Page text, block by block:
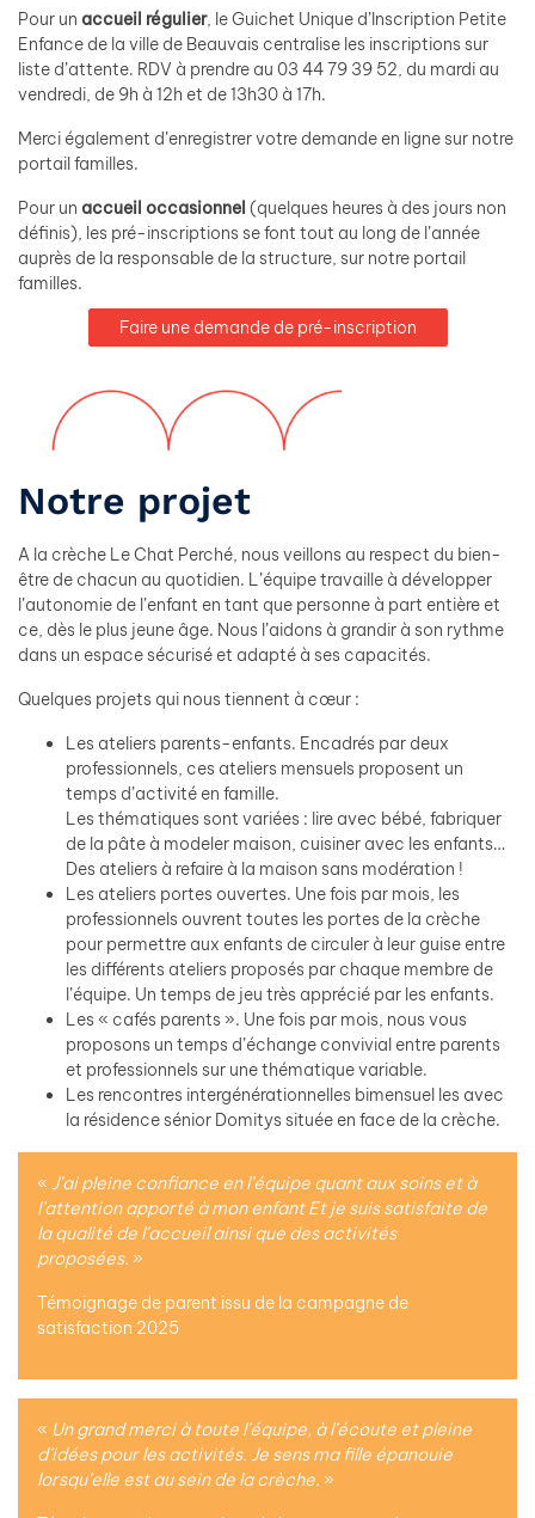
Pour un accueil régulier, le Guichet Unique d’Inscription Petite
Enfance de la ville de Beauvais centralise les inscriptions sur
liste d’attente. RDV à prendre au 03 44 79 39 52, du mardi au
vendredi, de 9h à 12h et de 13h30 à 17h.
Merci également d’enregistrer votre demande en ligne sur notre
portail familles.
Pour un accueil occasionnel (quelques heures à des jours non
définis), les pré-inscriptions se font tout au long de l’année
auprès de la responsable de la structure, sur notre portail
familles.
Faire une demande de pré-inscription
Notre projet
A la crèche Le Chat Perché, nous veillons au respect du bien-
être de chacun au quotidien. L’équipe travaille à développer
l’autonomie de l’enfant en tant que personne à part entière et
ce, dès le plus jeune âge. Nous l’aidons à grandir à son rythme
dans un espace sécurisé et adapté à ses capacités.
Quelques projets qui nous tiennent à cœur :
Les ateliers parents-enfants. Encadrés par deux
professionnels, ces ateliers mensuels proposent un
temps d’activité en famille.
Les thématiques sont variées : lire avec bébé, fabriquer
de la pâte à modeler maison, cuisiner avec les enfants…
Des ateliers à refaire à la maison sans modération !
Les ateliers portes ouvertes. Une fois par mois, les
professionnels ouvrent toutes les portes de la crèche
pour permettre aux enfants de circuler à leur guise entre
les différents ateliers proposés par chaque membre de
l’équipe. Un temps de jeu très apprécié par les enfants.
Les « cafés parents ». Une fois par mois, nous vous
proposons un temps d’échange convivial entre parents
et professionnels sur une thématique variable.
Les rencontres intergénérationnelles bimensuel les avec
la résidence sénior Domitys située en face de la crèche.
« J’ai pleine confiance en l’équipe quant aux soins et à
l’attention apporté à mon enfant Et je suis satisfaite de
la qualité de l’accueil ainsi que des activités
proposées. »
Témoignage de parent issu de la campagne de
satisfaction 2025
« Un grand merci à toute l’équipe, à l’écoute et pleine
d’idées pour les activités. Je sens ma fille épanouie
lorsqu’elle est au sein de la crèche. »